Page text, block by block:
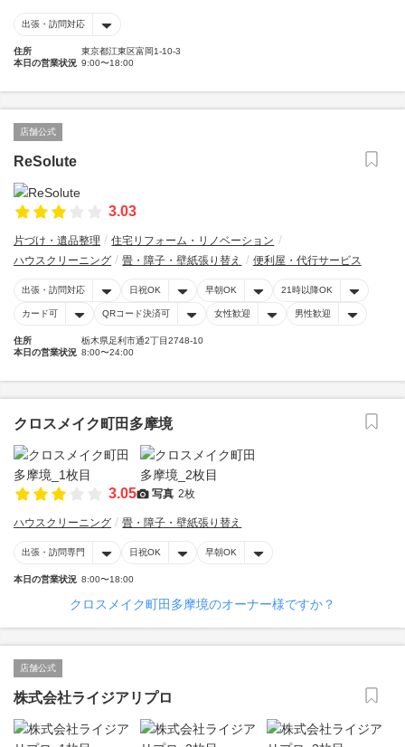
出張・訪問対応
住所
東京都江東区富岡1-10-3
本日の営業状況 9:00〜18:00
店舗公式
ReSolute
3.03
片づけ・遺品整理
住宅リフォーム・リノベーション
ハウスクリーニング
畳・障子・壁紙張り替え 便利屋・代行サービス
出張・訪問対応 日祝OK 早朝OK 21時以降OK
カード可 QRコード決済可 女性歓迎 男性歓迎
住所
栃木県足利市通2丁目2748-10
本日の営業状況 8:00〜24:00
クロスメイク町田多摩境
3.05 写真 2枚
ハウスクリーニング 畳・障子・壁紙張り替え
出張・訪問専門 日祝OK 早朝OK
本日の営業状況 8:00〜18:00
クロスメイク町田多摩境のオーナー様ですか？
店舗公式
株式会社ライジアリプロ